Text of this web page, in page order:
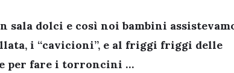
sala dolci e così noi bambini
i “cavicioni”, e al friggi friggi delle
per fare i torroncini …